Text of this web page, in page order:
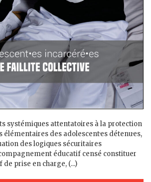
systémiques attentatoires à la protection
des adolescent·es détenu·es,
des logiques sécuritaires
éducatif censé constituer
prise en charge, (...)